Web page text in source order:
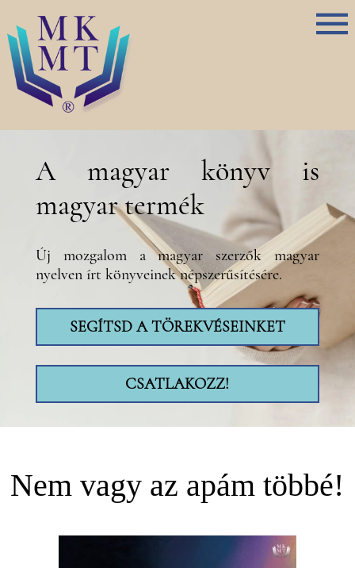
A magyar könyv is
magyar termék
Új mozgalom a magyar szerzők magyar
nyelven írt könyveinek népszerűsítésére.
SEGÍTSD A TÖREKVÉSEINKET
CSATLAKOZZ!
Nem vagy az apám többé!